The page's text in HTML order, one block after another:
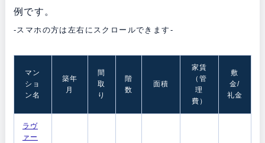
例です。
-スマホの方は左右にスクロールできます-
マン
ショ
ン名
築年
月
間
取
り
階
数
面積
家賃
（管
理
費）
敷
金/
礼金
ラヴ
ァー